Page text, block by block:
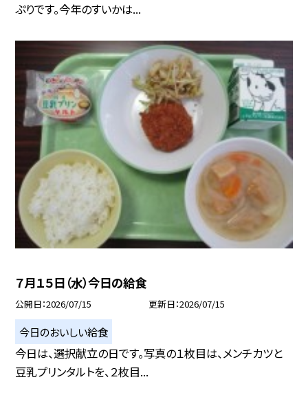
ぷりです。今年のすいかは...
７月１５日（水）今日の給食
公開日 2026/07/15 更新日 2026/07/15
今日のおいしい給食
今日は、選択献立の日です。写真の１枚目は、メンチカツと
豆乳プリンタルトを、２枚目...